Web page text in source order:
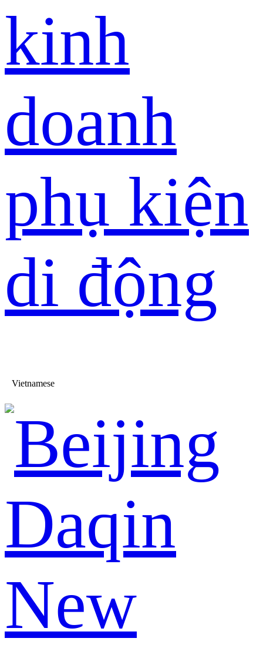
kinh
doanh
phụ kiện
di động
Vietnamese